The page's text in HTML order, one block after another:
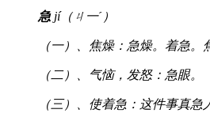
急jí（ㄐ一ˊ）
（一）、焦燥：急燥。着急。
（二）、气恼，发怒：急眼。
（三）、使着急：这件事真急